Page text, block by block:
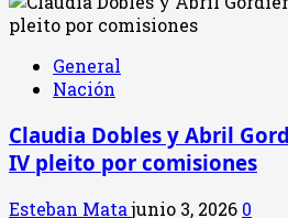
General
Nación
Claudia Dobles y Abril
IV pleito por comisiones
Esteban Matajunio 3, 2026 0